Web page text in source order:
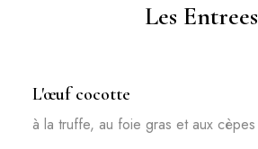
Les Entrees
L'œuf cocotte
à la truffe, au foie gras et aux cèpes